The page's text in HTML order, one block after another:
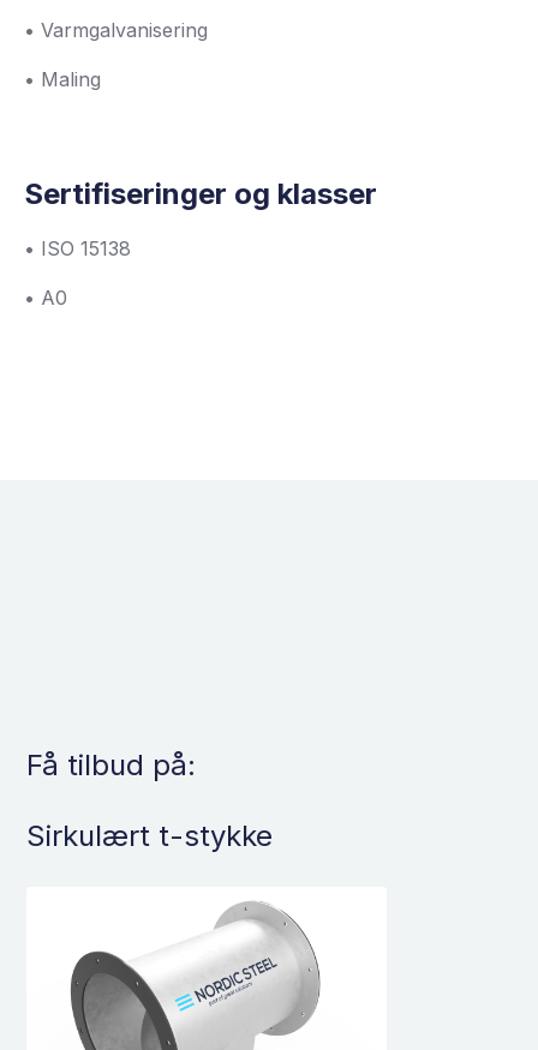
• Varmgalvanisering
• Maling
Sertifiseringer og klasser
• ISO 15138
• A0
Få tilbud på:
Sirkulært t-stykke